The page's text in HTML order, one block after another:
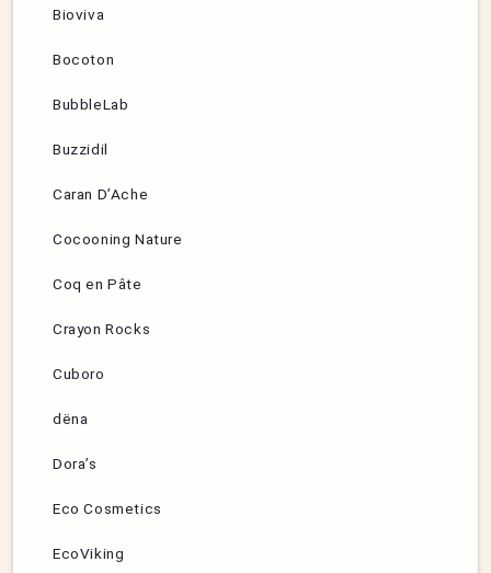
Bioviva
Bocoton
BubbleLab
Buzzidil
Caran D’Ache
Cocooning Nature
Coq en Pâte
Crayon Rocks
Cuboro
dëna
Dora’s
Eco Cosmetics
EcoViking